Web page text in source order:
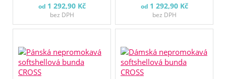
od 1 292,90 Kč
bez DPH
od 1 292,90 Kč
bez DPH